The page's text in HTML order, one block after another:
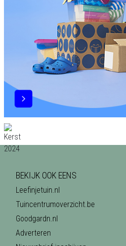
BEKIJK OOK EENS
Leefinjetuin.nl
Tuincentrumoverzicht.be
Goodgardn.nl
Adverteren